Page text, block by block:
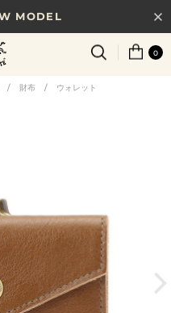
MODEL
円以上で送料無料
、新しいギフトガイド
0
/ 財布 / ウォレット